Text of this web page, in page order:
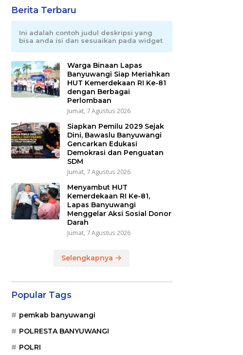
Berita Terbaru
Ini adalah contoh judul deskripsi yang
bisa anda isi dan sesuaikan pada widget
Warga Binaan Lapas
Banyuwangi Siap Meriahkan
HUT Kemerdekaan RI Ke-81
dengan Berbagai
Perlombaan
Jumat, 7 Agustus 2026
Siapkan Pemilu 2029 Sejak
Dini, Bawaslu Banyuwangi
Gencarkan Edukasi
Demokrasi dan Penguatan
SDM
Jumat, 7 Agustus 2026
Menyambut HUT
Kemerdekaan RI Ke-81,
Lapas Banyuwangi
Menggelar Aksi Sosial Donor
Darah
Jumat, 7 Agustus 2026
Selengkapnya
Popular Tags
pemkab banyuwangi
POLRESTA BANYUWANGI
POLRI